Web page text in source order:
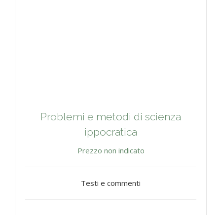
Problemi e metodi di scienza
ippocratica
Prezzo non indicato
Testi e commenti